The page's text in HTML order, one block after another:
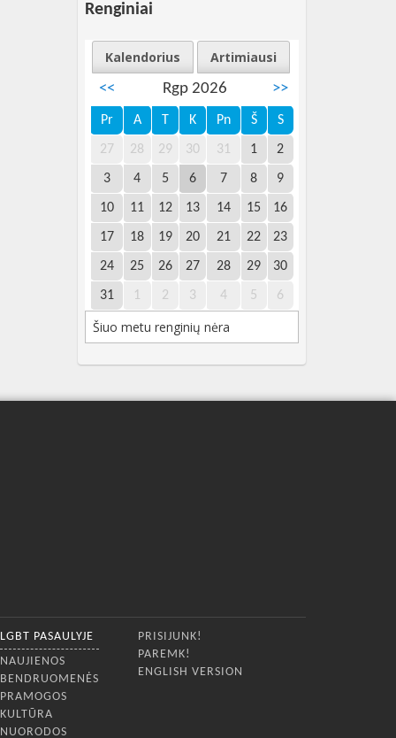
Renginiai
Kalendorius
Artimiausi
<<
Rgp 2026 >>
Pr A T K Pn Š S
27 28 29 30 31 1 2
3 4 5 6 7 8 9
10 11 12 13 14 15 16
17 18 19 20 21 22 23
24 25 26 27 28 29 30
31 1 2 3 4 5 6
Šiuo metu renginių nėra
LGBT PASAULYJE
NAUJIENOS
BENDRUOMENĖS
PRAMOGOS
KULTŪRA
NUORODOS
PRISIJUNK!
PAREMK!
ENGLISH VERSION